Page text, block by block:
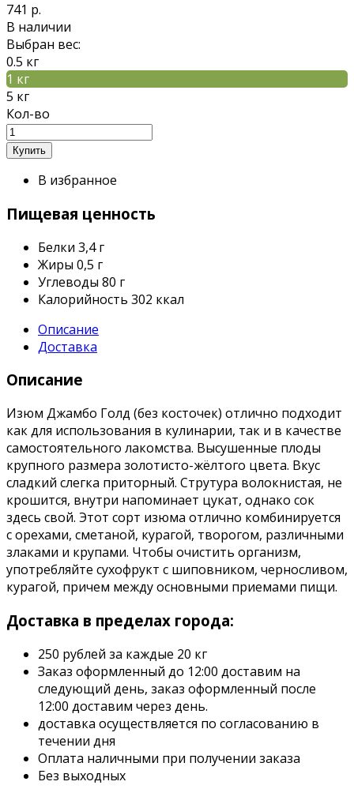
741 р.
В наличии
Выбран вес:
0.5 кг
1 кг
5 кг
Кол-во
В избранное
Пищевая ценность
Белки 3,4 г
Жиры 0,5 г
Углеводы 80 г
Калорийность 302 ккал
Описание
Доставка
Описание
Изюм Джамбо Голд (без косточек) отлично подходит
как для использования в кулинарии, так и в качестве
самостоятельного лакомства. Высушенные плоды
крупного размера золотисто-жёлтого цвета. Вкус
сладкий слегка приторный. Струтура волокнистая, не
крошится, внутри напоминает цукат, однако сок
здесь свой. Этот сорт изюма отлично комбинируется
с орехами, сметаной, курагой, творогом, различными
злаками и крупами. Чтобы очистить организм,
употребляйте сухофрукт с шиповником, черносливом,
курагой, причем между основными приемами пищи.
Доставка в пределах города:
250 рублей за каждые 20 кг
Заказ оформленный до 12:00 доставим на
следующий день, заказ оформленный после
12:00 доставим через день.
доставка осуществляется по согласованию в
течении дня
Оплата наличными при получении заказа
Без выходных